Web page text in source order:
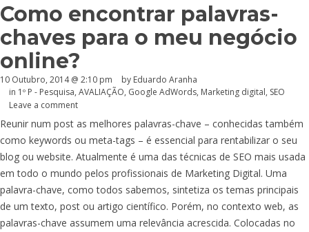
Como encontrar palavras-
chaves para o meu negócio
online?
10 Outubro, 2014 @ 2:10 pm by Eduardo Aranha
in 1º P - Pesquisa, AVALIAÇÃO, Google AdWords, Marketing digital, SEO
Leave a comment
Reunir num post as melhores palavras-chave – conhecidas também
como keywords ou meta-tags – é essencial para rentabilizar o seu
blog ou website. Atualmente é uma das técnicas de SEO mais usada
em todo o mundo pelos profissionais de Marketing Digital. Uma
palavra-chave, como todos sabemos, sintetiza os temas principais
de um texto, post ou artigo científico. Porém, no contexto web, as
palavras-chave assumem uma relevância acrescida. Colocadas no